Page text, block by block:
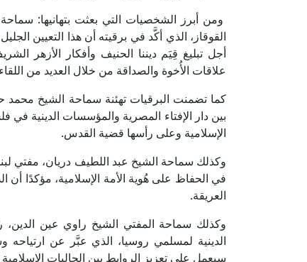
ومن أبرز الشخصيات التي بعثت بتهانيها:
القوقاز، الذي أكَّد في برقيته أن هذا التعيين
أجل تبليغ قِيَم ديننا الحنيف وأفكار الأزهر
علاقات الأُخوة والصداقة من خلال العديد من
كما تضمنت البرقيات تهئنة سماحة الشيخ
بين دار الإفتاء المصرية والمؤسسات الدينية
الإسلامية وعلى رأسها قضية القدس.
وكذلك سماحة الشيخ عبد اللطيف دريان، مفتي
في الحفاظ على هُوية الأمة الإسلامية، مؤكدًا
العريقة.
وكذلك سماحة المفتي الشيخ راوي عين الدين،
الدينية لمسلمي روسيا، الذي عبَّر عن ارتياحه
سيعمل على تعزيز الروابط بين الجاليات الإسلامية